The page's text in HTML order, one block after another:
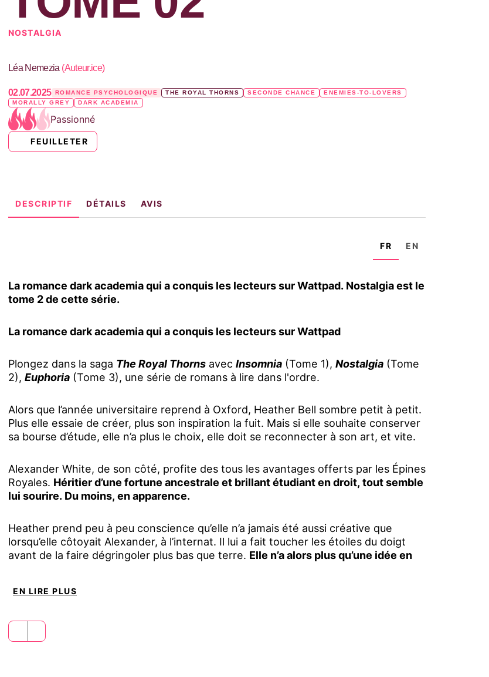
NOSTALGIA
Léa Nemezia (Auteur.ice)
02.07.2025 ROMANCE PSYCHOLOGIQUE THE ROYAL THORNS SECONDE CHANCE
ENEMIES-TO-LOVERS
MORALLY GREY
DARK ACADEMIA
Passionné
FEUILLETER
DESCRIPTIF DÉTAILS AVIS
FR EN
La romance dark academia qui a conquis les lecteurs sur Wattpad. Nostalgia est le
tome 2 de cette série.
La romance dark academia qui a conquis les lecteurs sur Wattpad
Plongez dans la saga The Royal Thorns avec Insomnia (Tome 1), Nostalgia (Tome
2), Euphoria (Tome 3), une série de romans à lire dans l'ordre.
Alors que l’année universitaire reprend à Oxford, Heather Bell sombre petit à petit.
Plus elle essaie de créer, plus son inspiration la fuit. Mais si elle souhaite conserver
sa bourse d’étude, elle n’a plus le choix, elle doit se reconnecter à son art, et vite.
Alexander White, de son côté, profite des tous les avantages offerts par les Épines
Royales. Héritier d’une fortune ancestrale et brillant étudiant en droit, tout semble
lui sourire. Du moins, en apparence.
Heather prend peu à peu conscience qu’elle n’a jamais été aussi créative que
lorsqu’elle côtoyait Alexander, à l’internat. Il lui a fait toucher les étoiles du doigt
avant de la faire dégringoler plus bas que terre. Elle n’a alors plus qu’une idée en
EN LIRE PLUS